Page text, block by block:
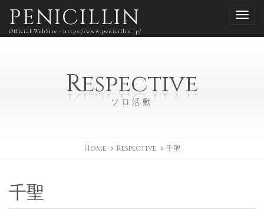
PENICILLIN
Official WebSite - https://www.penicillin.jp/
Respective
ソロ活動
Home Respective 千聖
千聖